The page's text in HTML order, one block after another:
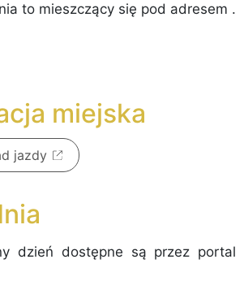
to mieszczący się pod adresem .
miejska
jazdy
dzień dostępne są przez portal